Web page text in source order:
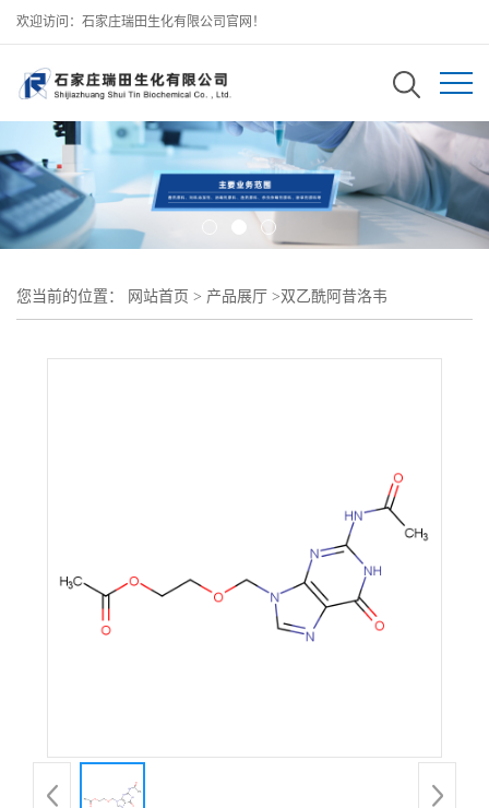
欢迎访问：石家庄瑞田生化有限公司官网！
您当前的位置： 网站首页 > 产品展厅 >双乙酰阿昔洛韦